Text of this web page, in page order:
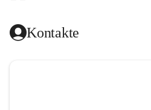
Das kirchenmusikalische Festival
Kontakte